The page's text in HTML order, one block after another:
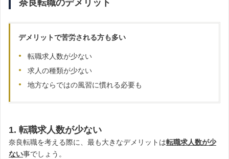
奈良転職のデメリット
デメリットで苦労される方も多い
転職求人数が少ない
求人の種類が少ない
地方ならではの風習に慣れる必要も
1. 転職求人数が少ない
奈良転職を考える際に、最も大きなデメリットは転職求人数が少
ない事でしょう。